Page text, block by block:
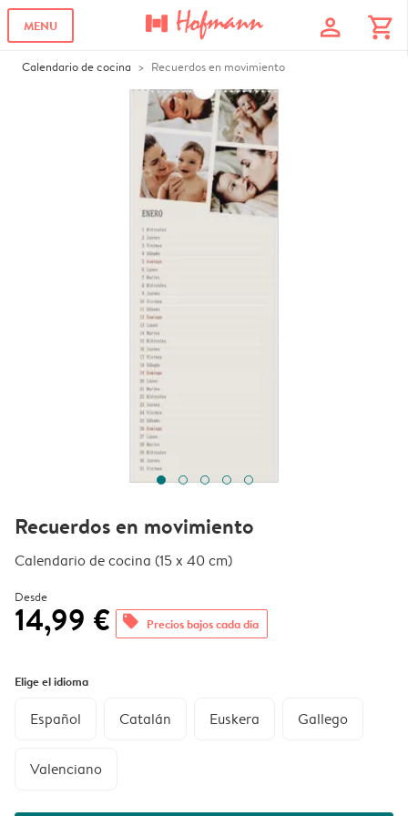
MENU profile shopping_cart
Calendario de cocina Recuerdos en movimiento
Recuerdos en movimiento
Calendario de cocina (15 x 40 cm)
Desde
14,99 € offers Precios bajos cada día
Elige el idioma
Español Catalán Euskera Gallego
Valenciano